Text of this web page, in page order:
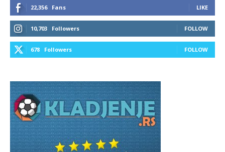
22,356 Fans LIKE
10,703 Followers FOLLOW
678 Followers FOLLOW